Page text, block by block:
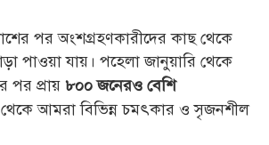
পর অংশগ্রহণকারীদের কাছ থেকে
পাওয়া যায়। পহেলা জানুয়ারি থেকে
পর প্রায় ৮০০ জনেরও বেশি
আমরা বিভিন্ন চমৎকার ও সৃজনশীল